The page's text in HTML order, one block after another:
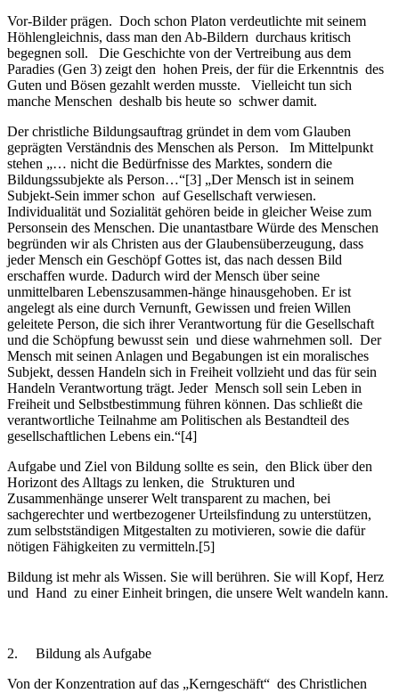
Vor-Bilder prägen. Doch schon Platon verdeutlichte mit seinem
Höhlengleichnis, dass man den Ab-Bildern durchaus kritisch
begegnen soll. Die Geschichte von der Vertreibung aus dem
Paradies (Gen 3) zeigt den hohen Preis, der für die Erkenntnis des
Guten und Bösen gezahlt werden musste. Vielleicht tun sich
manche Menschen deshalb bis heute so schwer damit.
Der christliche Bildungsauftrag gründet in dem vom Glauben
geprägten Verständnis des Menschen als Person. Im Mittelpunkt
stehen „… nicht die Bedürfnisse des Marktes, sondern die
Bildungssubjekte als Person…“[3] „Der Mensch ist in seinem
Subjekt-Sein immer schon auf Gesellschaft verwiesen.
Individualität und Sozialität gehören beide in gleicher Weise zum
Personsein des Menschen. Die unantastbare Würde des Menschen
begründen wir als Christen aus der Glaubensüberzeugung, dass
jeder Mensch ein Geschöpf Gottes ist, das nach dessen Bild
erschaffen wurde. Dadurch wird der Mensch über seine
unmittelbaren Lebenszusammen-hänge hinausgehoben. Er ist
angelegt als eine durch Vernunft, Gewissen und freien Willen
geleitete Person, die sich ihrer Verantwortung für die Gesellschaft
und die Schöpfung bewusst sein und diese wahrnehmen soll. Der
Mensch mit seinen Anlagen und Begabungen ist ein moralisches
Subjekt, dessen Handeln sich in Freiheit vollzieht und das für sein
Handeln Verantwortung trägt. Jeder Mensch soll sein Leben in
Freiheit und Selbstbestimmung führen können. Das schließt die
verantwortliche Teilnahme am Politischen als Bestandteil des
gesellschaftlichen Lebens ein.“[4]
Aufgabe und Ziel von Bildung sollte es sein, den Blick über den
Horizont des Alltags zu lenken, die Strukturen und
Zusammenhänge unserer Welt transparent zu machen, bei
sachgerechter und wertbezogener Urteilsfindung zu unterstützen,
zum selbstständigen Mitgestalten zu motivieren, sowie die dafür
nötigen Fähigkeiten zu vermitteln.[5]
Bildung ist mehr als Wissen. Sie will berühren. Sie will Kopf, Herz
und Hand zu einer Einheit bringen, die unsere Welt wandeln kann.
2. Bildung als Aufgabe
Von der Konzentration auf das „Kerngeschäft“ des Christlichen